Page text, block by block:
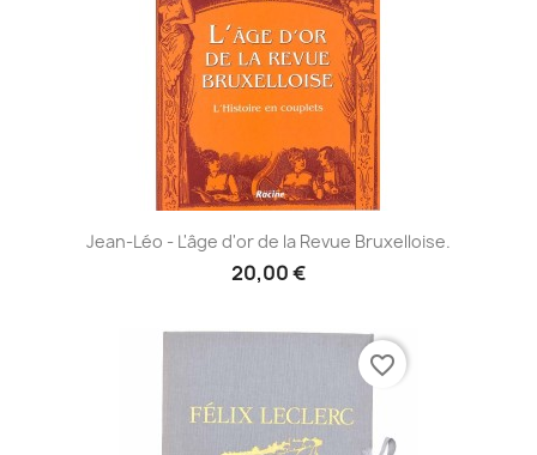
Jean-Léo - L'âge d'or de la Revue Bruxelloise.
20,00 €
favorite_border